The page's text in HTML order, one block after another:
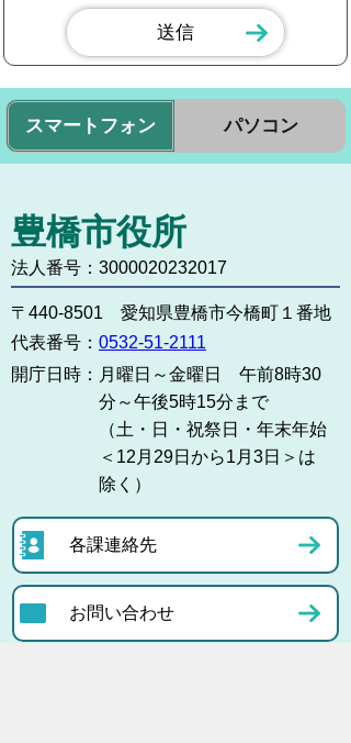
スマートフォン パソコン
豊橋市役所
法人番号：3000020232017
〒440-8501 愛知県豊橋市今橋町１番地
代表番号： 0532-51-2111
開庁日時： 月曜日～金曜日 午前8時30
分～午後5時15分まで
（土・日・祝祭日・年末年始
＜12月29日から1月3日＞は
除く）
各課連絡先
お問い合わせ